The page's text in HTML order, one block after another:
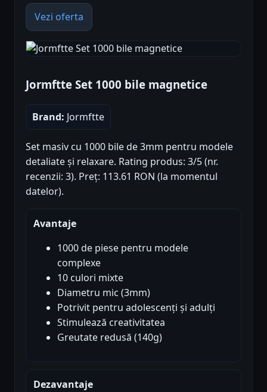
Vezi oferta
Jormftte Set 1000 bile magnetice
Brand: Jormftte
Set masiv cu 1000 bile de 3mm pentru modele
detaliate și relaxare. Rating produs: 3/5 (nr.
recenzii: 3). Preț: 113.61 RON (la momentul
datelor).
Avantaje
1000 de piese pentru modele
complexe
10 culori mixte
Diametru mic (3mm)
Potrivit pentru adolescenți și adulți
Stimulează creativitatea
Greutate redusă (140g)
Dezavantaje